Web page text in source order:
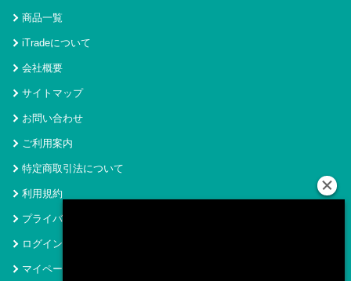
商品一覧
iTradeについて
会社概要
サイトマップ
お問い合わせ
ご利用案内
特定商取引法について
利用規約
プライバシーポリシー
ログイン
マイページ